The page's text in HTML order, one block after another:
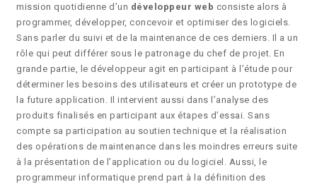
mission quotidienne d’un développeur web consiste alors à
programmer, développer, concevoir et optimiser des logiciels.
Sans parler du suivi et de la maintenance de ces derniers. Il a un
rôle qui peut différer sous le patronage du chef de projet. En
grande partie, le développeur agit en participant à l’étude pour
déterminer les besoins des utilisateurs et créer un prototype de
la future application. Il intervient aussi dans l’analyse des
produits finalisés en participant aux étapes d’essai. Sans
compte sa participation au soutien technique et la réalisation
des opérations de maintenance dans les moindres erreurs suite
à la présentation de l’application ou du logiciel. Aussi, le
programmeur informatique prend part à la définition des